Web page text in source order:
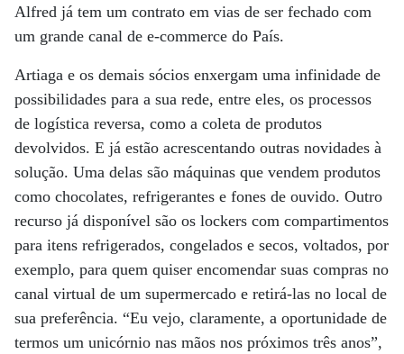
Alfred já tem um contrato em vias de ser fechado com
um grande canal de e-commerce do País.
Artiaga e os demais sócios enxergam uma infinidade de
possibilidades para a sua rede, entre eles, os processos
de logística reversa, como a coleta de produtos
devolvidos. E já estão acrescentando outras novidades à
solução. Uma delas são máquinas que vendem produtos
como chocolates, refrigerantes e fones de ouvido. Outro
recurso já disponível são os lockers com compartimentos
para itens refrigerados, congelados e secos, voltados, por
exemplo, para quem quiser encomendar suas compras no
canal virtual de um supermercado e retirá-las no local de
sua preferência. “Eu vejo, claramente, a oportunidade de
termos um unicórnio nas mãos nos próximos três anos”,